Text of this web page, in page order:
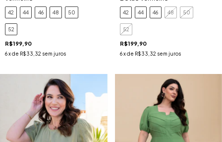
42 44 46 48 50
52
R$199,90
6x de R$33,32 sem juros
42 44 46 48 50
52
R$199,90
6 x de R$33,32 sem juros